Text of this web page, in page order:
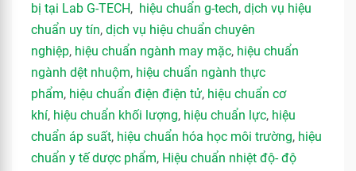
bị tại Lab G-TECH, hiệu chuẩn g-tech, dịch vụ hiệu
chuẩn uy tín, dịch vụ hiệu chuẩn chuyên
nghiệp, hiệu chuẩn ngành may mặc, hiệu chuẩn
ngành dệt nhuộm, hiệu chuẩn ngành thực
phẩm, hiệu chuẩn điện điện tử, hiệu chuẩn cơ
khí, hiệu chuẩn khối lượng, hiệu chuẩn lực, hiệu
chuẩn áp suất, hiệu chuẩn hóa học môi trường, hiệu
chuẩn y tế dược phẩm, Hiệu chuẩn nhiệt độ- độ